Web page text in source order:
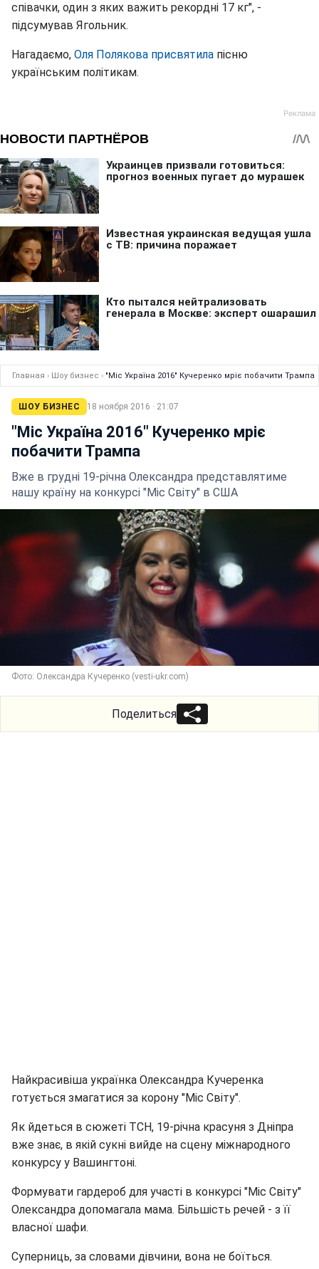
співачки, один з яких важить рекордні 17 кг", -
підсумував Ягольник.
Нагадаємо, Оля Полякова присвятила пісню
українським політикам.
Главная › Шоу бизнес › "Міс Україна 2016" Кучеренко мріє побачити Трампа
ШОУ БИЗНЕС 18 ноября 2016 · 21:07
"Міс Україна 2016" Кучеренко мріє
побачити Трампа
Вже в грудні 19-річна Олександра представлятиме
нашу країну на конкурсі "Міс Світу" в США
Фото: Олександра Кучеренко (vesti-ukr.com)
Поделиться
Найкрасивіша українка Олександра Кучеренка
готується змагатися за корону "Міс Світу".
Як йдеться в сюжеті ТСН, 19-річна красуня з Дніпра
вже знає, в якій сукні вийде на сцену міжнародного
конкурсу у Вашингтоні.
Формувати гардероб для участі в конкурсі "Міс Світу"
Олександра допомагала мама. Більшість речей - з її
власної шафи.
Суперниць, за словами дівчини, вона не боїться.